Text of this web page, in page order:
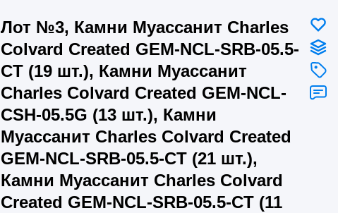
Лот №3, Камни Муассанит Charles
Colvard Created GEM-NCL-SRB-05.5-
CT (19 шт.), Камни Муассанит
Charles Colvard Created GEM-NCL-
CSH-05.5G (13 шт.), Камни
Муассанит Charles Colvard Created
GEM-NCL-SRB-05.5-CT (21 шт.),
Камни Муассанит Charles Colvard
Created GEM-NCL-SRB-05.5-CT (11